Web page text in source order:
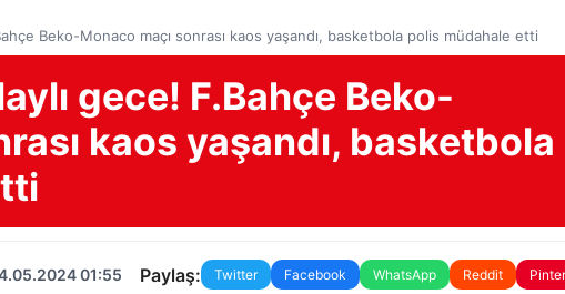
Beko-Monaco maçı sonrası kaos yaşandı, basketbola polis müdahale etti
gece! F.Bahçe Beko-
kaos yaşandı, basketbola
01:55 Paylaş: Twitter Facebook WhatsApp Reddit